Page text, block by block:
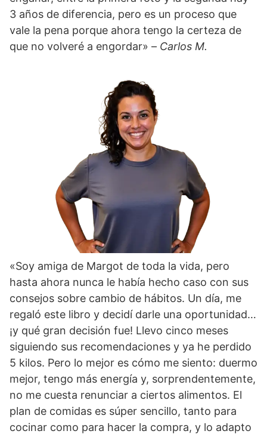
3 años de diferencia, pero es un proceso que
vale la pena porque ahora tengo la certeza de
que no volveré a engordar» – Carlos M.
«Soy amiga de Margot de toda la vida, pero
hasta ahora nunca le había hecho caso con sus
consejos sobre cambio de hábitos. Un día, me
regaló este libro y decidí darle una oportunidad…
¡y qué gran decisión fue! Llevo cinco meses
siguiendo sus recomendaciones y ya he perdido
5 kilos. Pero lo mejor es cómo me siento: duermo
mejor, tengo más energía y, sorprendentemente,
no me cuesta renunciar a ciertos alimentos. El
plan de comidas es súper sencillo, tanto para
cocinar como para hacer la compra, y lo adapto